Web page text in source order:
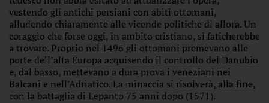
vestendo gli antichi persiani con abiti ottomani,
alludendo chiaramente alle vicende politiche di allora. Un
coraggio che forse oggi, in ambito cristiano, si faticherebbe
a trovare. Proprio nel 1496 gli ottomani premevano alle
porte dell’alta Europa acquisendo il controllo del Danubio
e, dal basso, mettevano a dura prova i veneziani nei
Balcani e nell’Adriatico. La minaccia si risolverà, alla fine,
con la battaglia di Lepanto 75 anni dopo (1571).